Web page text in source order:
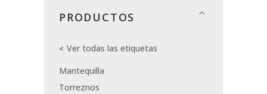
PRODUCTOS
Ver todas las etiquetas
Mantequilla
Torreznos